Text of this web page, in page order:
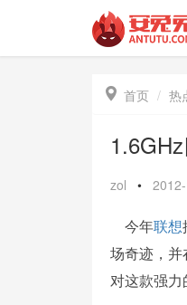
 首页 热
zol •
今年联想
场奇迹，
对这款强